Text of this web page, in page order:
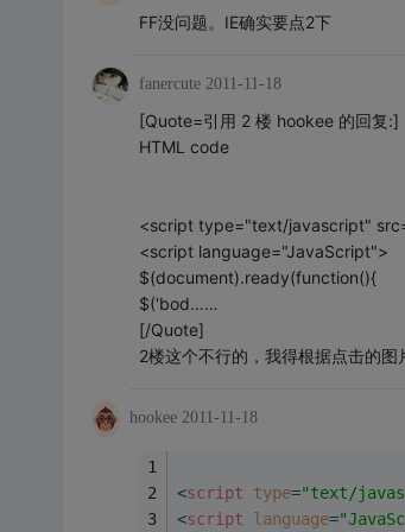
FF没问题。IE确实要点2下
fanercute 2011-11-18
[Quote=引用 2 楼 hookee 的回复:]
HTML code
<script type="text/javascript"
<script language="JavaScript">
$(document).ready(function(){
$('bod……
[/Quote]
2楼这个不行的，我得根据点击的图
hookee 2011-11-18
<script type="text/
<script language=